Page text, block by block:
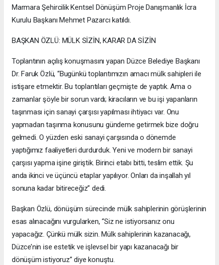
Marmara Şehircilik Kentsel Dönüşüm Proje Danışmanlık İcra
Kurulu Başkanı Mehmet Pazarcı katıldı.
BAŞKAN ÖZLÜ: MÜLK SİZİN, KARAR DA SİZİN
Toplantının açılış konuşmasını yapan Düzce Belediye Başkanı
Dr. Faruk Özlü, “Bugünkü toplantımızın amacı mülk sahipleri ile
istişare etmektir. Bu toplantıları geçmişte de yaptık. Ama o
zamanlar şöyle bir sorun vardı; kiracıların ve bu işi yapanların
taşınması için sanayi çarşısı yapılması ihtiyacı var. Onu
yapmadan taşınma konusunu gündeme getirmek bize doğru
gelmedi. O yüzden eski sanayi çarşısında o dönemde
yaptığımız faaliyetleri durdurduk. Yeni ve modern bir sanayi
çarşısı yapma işine giriştik. Birinci etabı bitti, teslim ettik. Şu
anda ikinci ve üçüncü etaplar yapılıyor. Onları da inşallah yıl
sonuna kadar bitireceğiz” dedi.
Başkan Özlü, dönüşüm sürecinde mülk sahiplerinin görüşlerinin
esas alınacağını vurgularken, “Siz ne istiyorsanız onu
yapacağız. Çünkü mülk sizin. Mülk sahiplerinin kazanacağı,
Düzce’nin ise estetik ve işlevsel bir yapı kazanacağı bir
dönüşüm istiyoruz” diye konuştu.